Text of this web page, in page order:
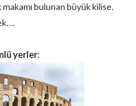
bulunan büyük kilise.
yerler: